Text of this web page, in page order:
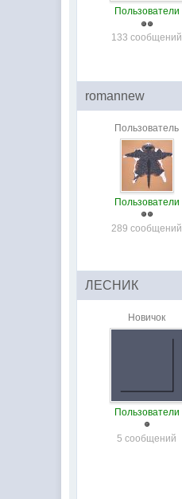
Пользователи
133 сообщений
romannew
Пользователь
Пользователи
289 сообщений
ЛЕСНИК
Новичок
Пользователи
5 сообщений